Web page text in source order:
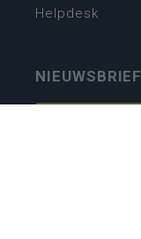
Helpdesk
NIEUWSBRIEF